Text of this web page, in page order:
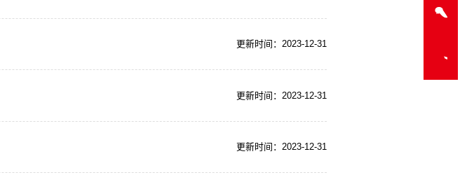
更新时间：2023-12-31
更新时间：2023-12-31
更新时间：2023-12-31